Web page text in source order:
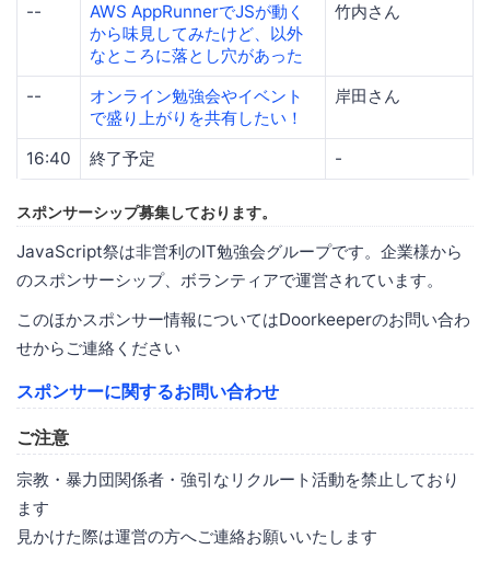
--
AWS AppRunnerでJSが動く
から味見してみたけど、以外
なところに落とし穴があった
竹内さん
--
オンライン勉強会やイベント
で盛り上がりを共有したい！
岸田さん
16:40 終了予定 -
スポンサーシップ募集しております。
JavaScript祭は非営利のIT勉強会グループです。企業様から
のスポンサーシップ、ボランティアで運営されています。
このほかスポンサー情報についてはDoorkeeperのお問い合わ
せからご連絡ください
スポンサーに関するお問い合わせ
ご注意
宗教・暴力団関係者・強引なリクルート活動を禁止しており
ます
見かけた際は運営の方へご連絡お願いいたします